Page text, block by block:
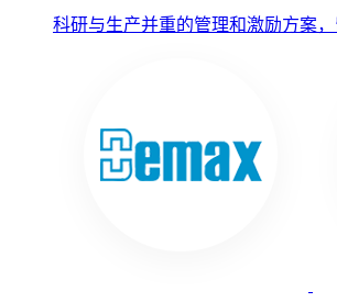
科研与生产并重的管理和激励方案